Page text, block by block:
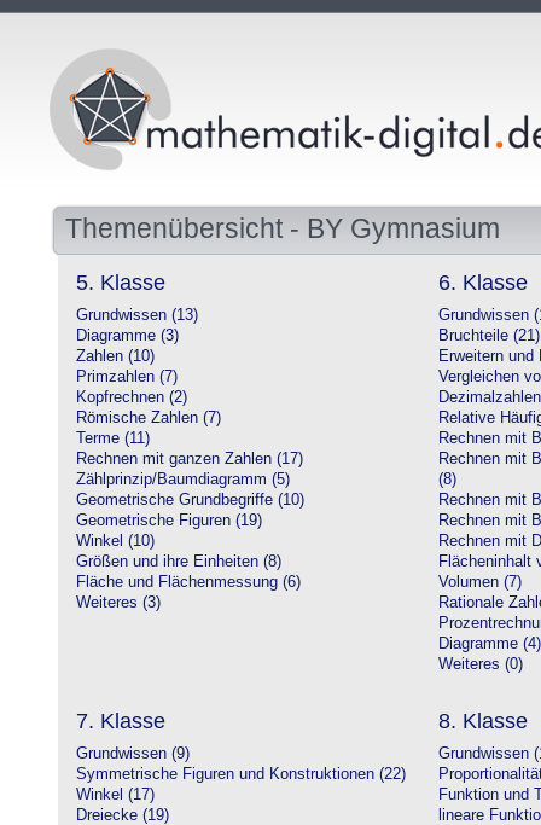
Themenübersicht - BY Gymnasium
5. Klasse
Grundwissen (13)
Diagramme (3)
Zahlen (10)
Primzahlen (7)
Kopfrechnen (2)
Römische Zahlen (7)
Terme (11)
Rechnen mit ganzen Zahlen (17)
Zählprinzip/Baumdiagramm (5)
Geometrische Grundbegriffe (10)
Geometrische Figuren (19)
Winkel (10)
Größen und ihre Einheiten (8)
Fläche und Flächenmessung (6)
Weiteres (3)
6. Klasse
Grundwissen
Bruchteile (21)
Erweitern und
Vergleichen
Relative
Rechnen mit
Rechnen mit
(8)
Rechnen mit
Rechnen mit
Rechnen mit
Flächeninhalt
Volumen (7)
Rationale
Diagramme (4)
Weiteres (0)
7. Klasse
Grundwissen (9)
Symmetrische Figuren und Konstruktionen (22)
Winkel (17)
Dreiecke (19)
8. Klasse
Grundwissen
Funktion und
lineare